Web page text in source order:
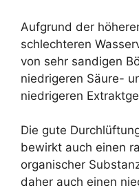
Aufgrund der
schlechteren
von sehr sandigen
niedrigeren Säure-
niedrigeren
Die gute
bewirkt auch einen
organischer
daher auch einen